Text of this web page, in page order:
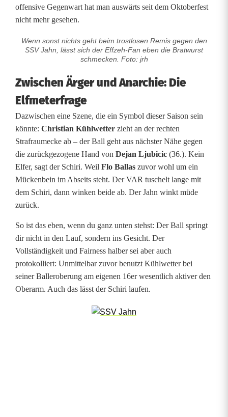
n
e
o
v
e
r
f
ü
r
P
a
r
offensive Gegenwart hat man auswärts seit dem Oktoberfest
nicht mehr gesehen.
Wenn sonst nichts geht beim trostlosen Remis gegen den
SSV Jahn, lässt sich der Effzeh-Fan eben die Bratwurst
schmecken. Foto: jrh
Zwischen Ärger und Anarchie: Die
Elfmeterfrage
Dazwischen eine Szene, die ein Symbol dieser Saison sein
könnte: Christian Kühlwetter zieht an der rechten
Strafraumecke ab – der Ball geht aus nächster Nähe gegen
die zurückgezogene Hand von Dejan Ljubicic (36.). Kein
Elfer, sagt der Schiri. Weil Flo Ballas zuvor wohl um ein
Mückenbein im Abseits steht. Der VAR tuschelt lange mit
dem Schiri, dann winken beide ab. Der Jahn winkt müde
zurück.
So ist das eben, wenn du ganz unten stehst: Der Ball springt
dir nicht in den Lauf, sondern ins Gesicht. Der
Vollständigkeit und Fairness halber sei aber auch
protokolliert: Unmittelbar zuvor benutzt Kühlwetter bei
seiner Balleroberung am eigenen 16er wesentlich aktiver den
Oberarm. Auch das lässt der Schiri laufen.